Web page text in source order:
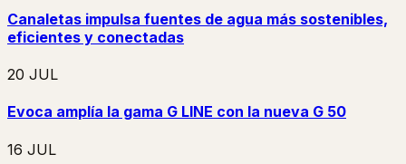
Canaletas impulsa fuentes de agua más sostenibles,
eficientes y conectadas
20 JUL
Evoca amplía la gama G LINE con la nueva G 50
16 JUL